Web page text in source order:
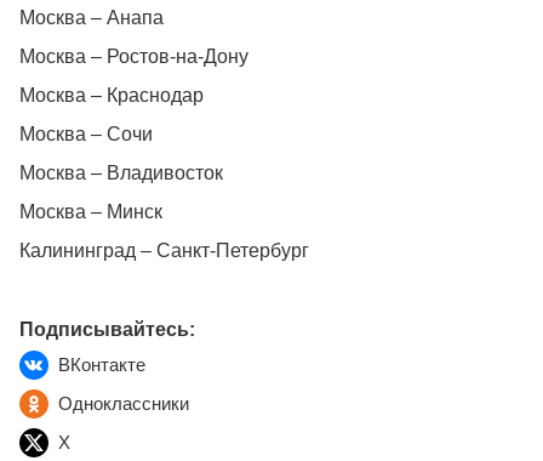
Москва – Анапа
Москва – Ростов-на-Дону
Москва – Краснодар
Москва – Сочи
Москва – Владивосток
Москва – Минск
Калининград – Санкт-Петербург
Подписывайтесь:
ВКонтакте
Одноклассники
X